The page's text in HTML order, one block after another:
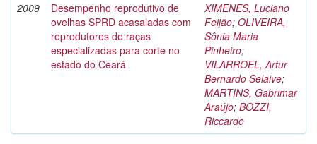
2009
Desempenho reprodutivo de
ovelhas SPRD acasaladas com
reprodutores de raças
especializadas para corte no
estado do Ceará
XIMENES, Luciano
Feijão; OLIVEIRA,
Sônia Maria
Pinheiro;
VILARROEL, Artur
Bernardo Selaive;
MARTINS, Gabrimar
Araújo; BOZZI,
Riccardo